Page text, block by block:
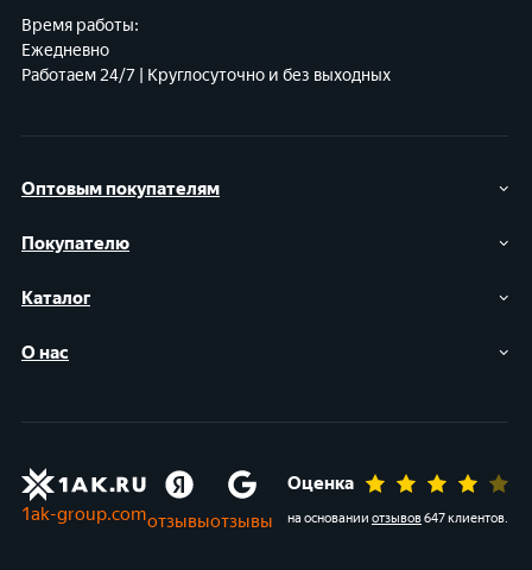
Оптовым покупателям
Покупателю
Каталог
О нас
Время работы:
Ежедневно
Работаем 24/7 | Круглосуточно и без выходных
1ak-group.comотзывыотзывы
Оценка
на основании отзывов647 клиентов.